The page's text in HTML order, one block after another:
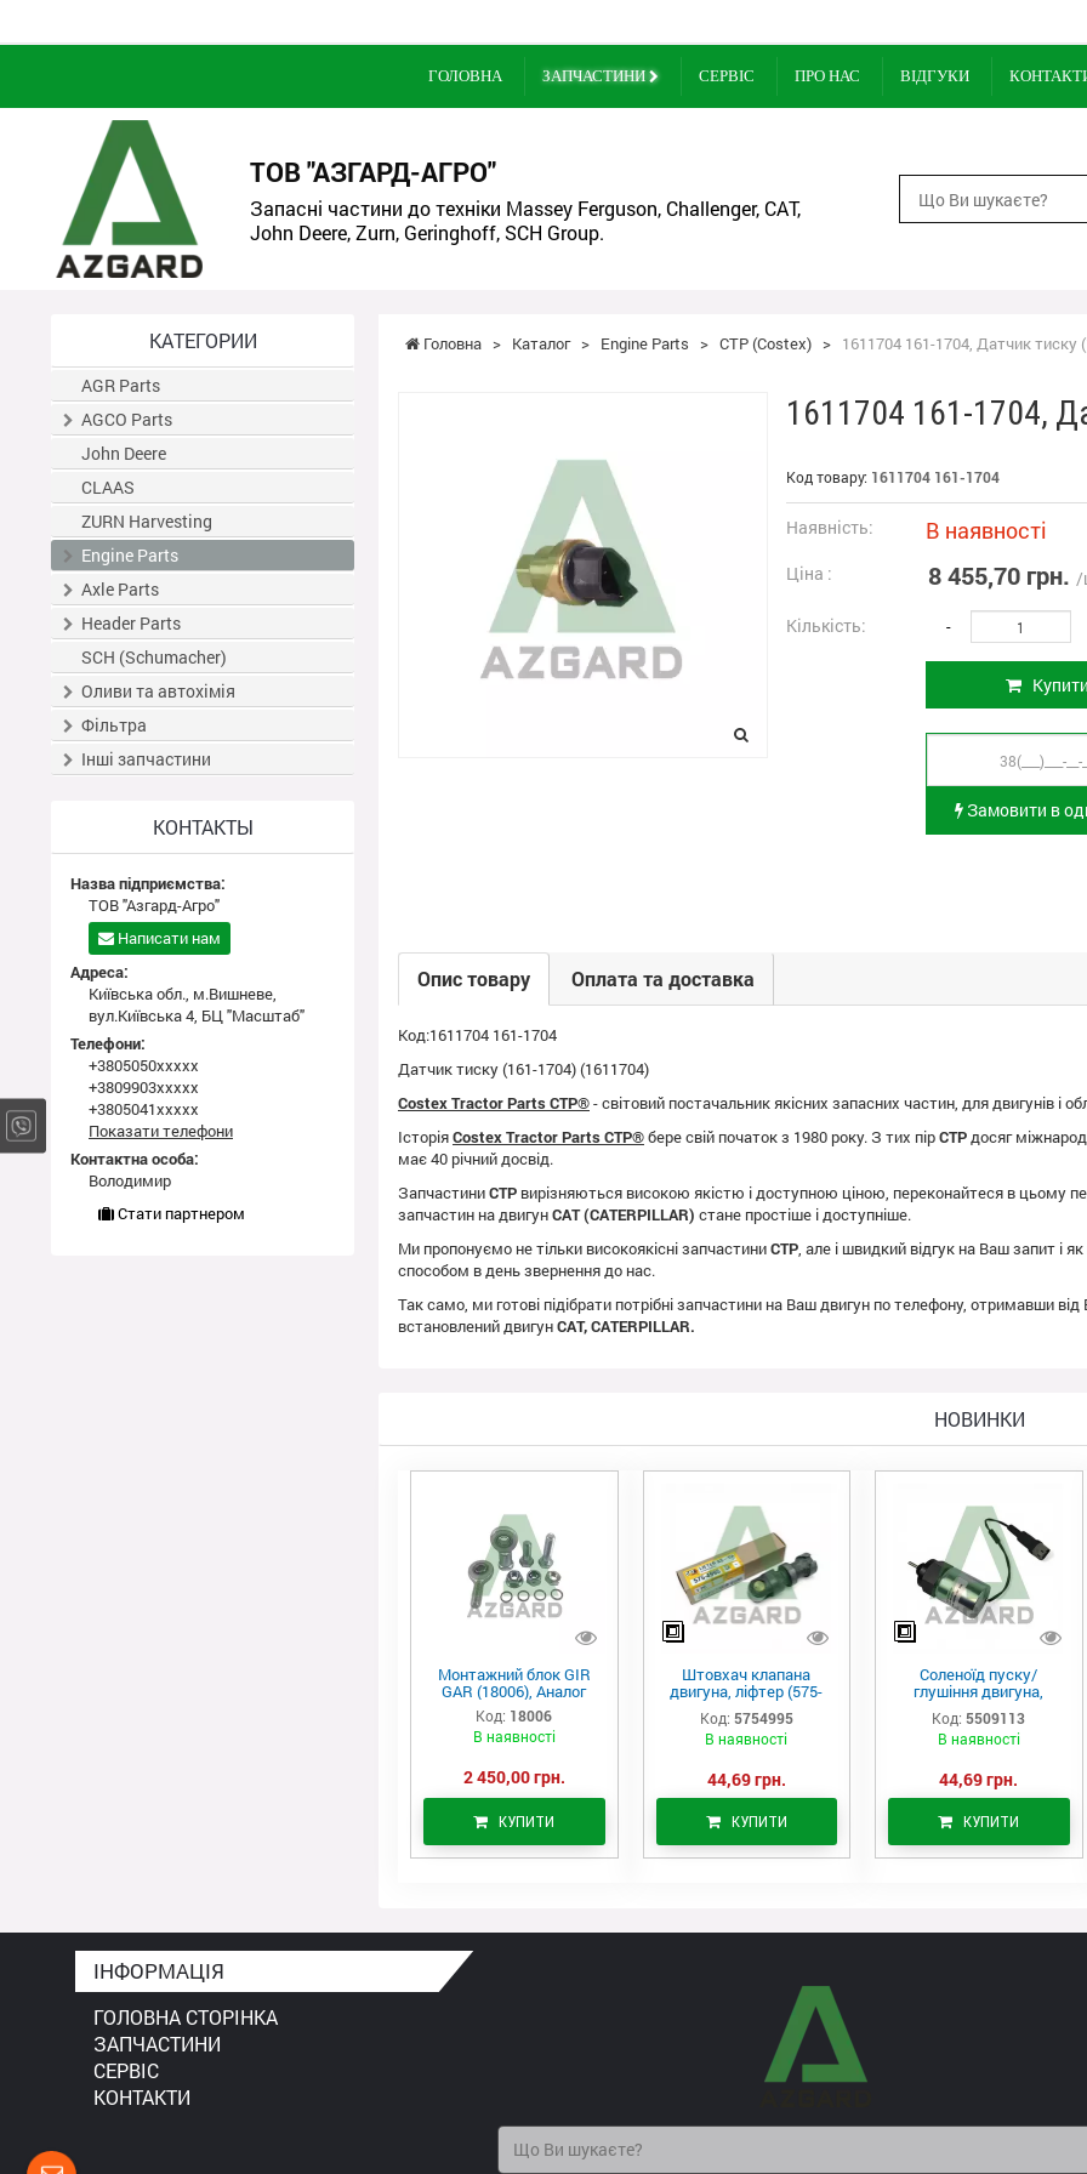
ГОЛОВНА ЗАПЧАСТИНИ СЕРВІС ПРО НАС ВІДГУКИ
ТОВ "АЗГАРД-АГРО"
Запасні частини до техніки Massey Ferguson, Challenger, CAT,
John Deere, Zurn, Geringhoff, SCH Group.
Головна > Каталог > Engine Parts > CTP (Costex) > 1611704 161-1704, Датчик тиску
1611704 161-1704,
Код товару: 1611704 161-1704
Наявність: В наявності
Ціна : 8 455,70 грн. /
Кількість: -
Купити
Замовити в
Опис товару Оплата та доставка
Код:1611704 161-1704
Датчик тиску (161-1704) (1611704)
Costex Tractor Parts CTP®- світовий постачальник якісних запасних частин, для двигунів і
ІсторіяCostex Tractor Parts CTP®бере свій початок з 1980 року. З тих пірCTPдосяг
має 40 річний досвід.
ЗапчастиниCTP вирізняються високою якістю і доступною ціною, переконайтеся в цьому
запчастин на двигунCAT (CATERPILLAR) стане простіше і доступніше.
Ми пропонуємо не тільки високоякісні запчастиниCTP, але і швидкий відгук на Ваш запит і
способом в день звернення до нас.
Так само, ми готові підібрати потрібні запчастини на Ваш двигун по телефону, отримавши
встановлений двигунCAT, CATERPILLAR.
НОВИНКИ
Монтажний блок GIR
GAR (18006), Аналог
Код: 18006
В наявності
2 450,00 грн.
КУПИТИ
Штовхач клапана
двигуна, ліфтер (575-
4995)
Код: 5754995
В наявності
44,69 грн.
КУПИТИ
Соленоїд пуску/
глушіння двигуна,
актуатор (550-9113)
Код: 5509113
В наявності
44,69 грн.
КУПИТИ
КАТЕГОРИИ
AGR Parts
AGCO Parts
John Deere
CLAAS
ZURN Harvesting
Engine Parts
Axle Parts
Header Parts
SCH (Schumacher)
Оливи та автохімія
Фільтра
Інші запчастини
КОНТАКТЫ
Назва підприємства:
ТОВ "Азгард-Агро"
Написати нам
Адреса:
Київська обл., м.Вишневе,
вул.Київська 4, БЦ "Масштаб"
Телефони:
+3805050xxxxx
+3809903xxxxx
+3805041xxxxx
Показати телефони
Контактна особа:
Володимир
Стати партнером
ІНФОРМАЦІЯ
ГОЛОВНА СТОРІНКА
ЗАПЧАСТИНИ
СЕРВІС
КОНТАКТИ